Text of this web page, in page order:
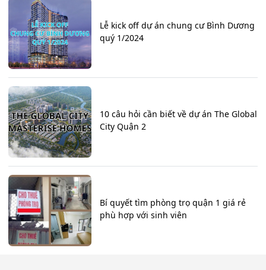
Lễ kick off dự án chung cư Bình Dương
quý 1/2024
10 câu hỏi cần biết về dự án The Global
City Quận 2
Bí quyết tìm phòng trọ quận 1 giá rẻ
phù hợp với sinh viên